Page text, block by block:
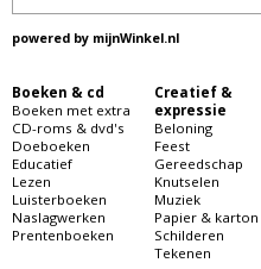
powered by mijnWinkel.nl
Boeken & cd
Boeken met extra
CD-roms & dvd's
Doeboeken
Educatief
Lezen
Luisterboeken
Naslagwerken
Prentenboeken
Creatief &
expressie
Beloning
Feest
Gereedschap
Knutselen
Muziek
Papier & karton
Schilderen
Tekenen